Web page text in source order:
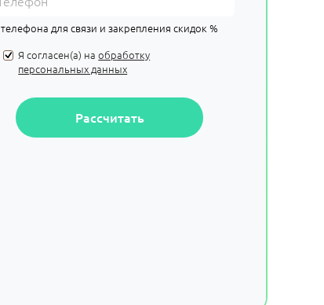
телефона для связи и закрепления скидок %
Я согласен(а) наобработку
персональных данных
Рассчитать